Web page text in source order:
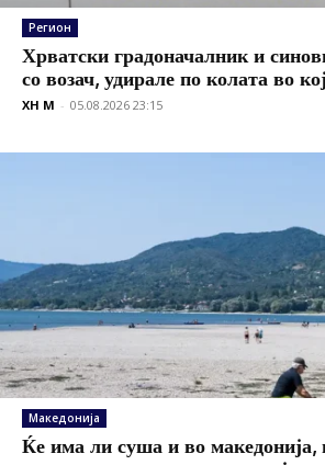
Регион
Хрватски градоначалник и
со возач, удирале по колата во
XH M - 05.08.2026 23:15
Македонија
Ќе има ли суша и во македонија,